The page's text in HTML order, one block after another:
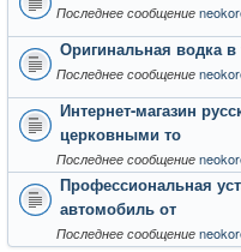
Последнее сообщение
Оригинальная водка в
Последнее сообщение
Интернет-магазин
церковными то
Последнее сообщение
Профессиональная
автомобиль от
Последнее сообщение